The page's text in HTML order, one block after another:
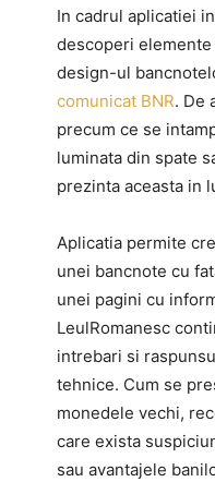
In cadrul aplicatiei
descoperi
design-ul
comunicat BNR. De
precum ce se
luminata din spate
prezinta aceasta in
Aplicatia permite
unei bancnote cu
unei pagini cu
LeulRomanesc
intrebari si
tehnice. Cum se
monedele vechi,
care exista
sau avantajele